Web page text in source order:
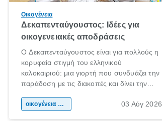
Οικογένεια
Δεκαπενταύγουστος: Ιδέες για
οικογενειακές αποδράσεις
Ο Δεκαπενταύγουστος είναι για πολλούς η
κορυφαία στιγμή του ελληνικού
καλοκαιριού: μια γιορτή που συνδυάζει την
παράδοση με τις διακοπές και δίνει την
χώρας. Είτε πρόκειται για λίγες μέρες
οικογένεια & παιδί 03 Αύγ 2026